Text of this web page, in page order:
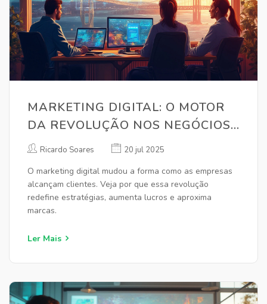
MARKETING DIGITAL: O MOTOR
DA REVOLUÇÃO NOS NEGÓCIOS
EM 2025
Ricardo Soares 20 jul 2025
O marketing digital mudou a forma como as empresas
alcançam clientes. Veja por que essa revolução
redefine estratégias, aumenta lucros e aproxima
marcas.
Ler Mais